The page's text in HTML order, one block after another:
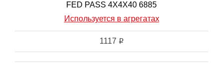
FED PASS 4X4X40 6885
Используется в агрегатах
1117 i